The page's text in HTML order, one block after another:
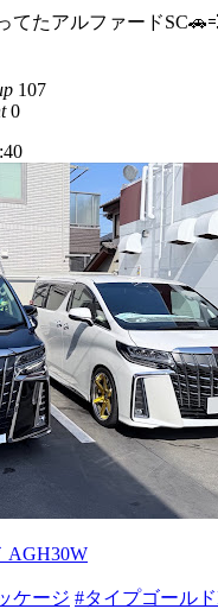
てたアルファード
107
0
AGH30W
ケージ #タイプゴール